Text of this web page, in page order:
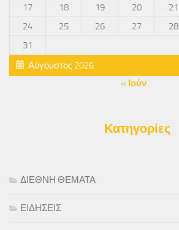
Αύγουστος 2026
17
18 19 20 21
24
25 26 27 28
31
« Ιούν
Κατηγορίες
ΔΙΕΘΝΗ ΘΕΜΑΤΑ
ΕΙΔΗΣΕΙΣ